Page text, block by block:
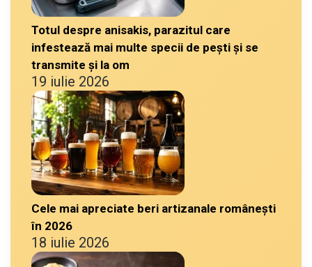
Totul despre anisakis, parazitul care
infestează mai multe specii de pești și se
transmite și la om
19 iulie 2026
Cele mai apreciate beri artizanale românești
în 2026
18 iulie 2026